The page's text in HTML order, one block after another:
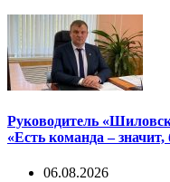
Руководитель
«Есть команда – значит,
06.08.2026